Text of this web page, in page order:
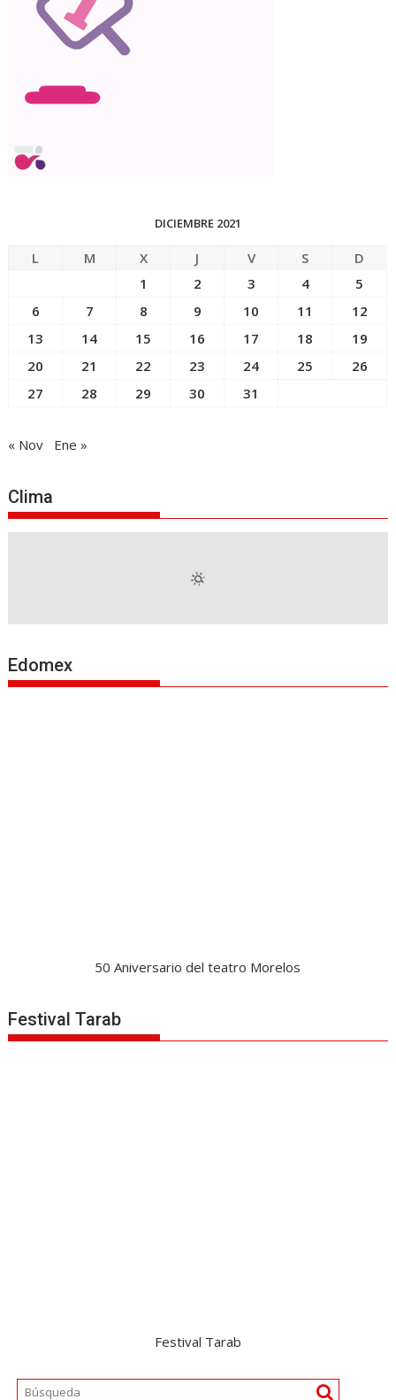
DICIEMBRE 2021
L M X J V S
D
1
2 3 4
5
6
7 8 9 10 11
12
13
14 15 16 17 18
19
20
21 22 23 24 25
26
27
28 29 30 31
« Nov Ene »
Clima
Edomex
50 Aniversario del teatro Morelos
Festival Tarab
Festival Tarab